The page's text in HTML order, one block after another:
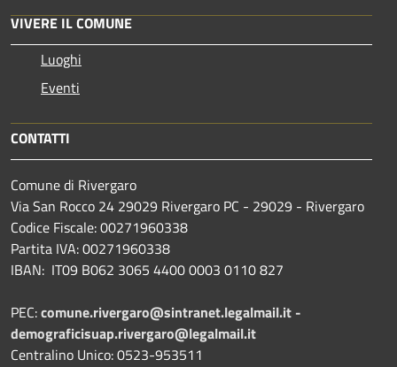
VIVERE IL COMUNE
Luoghi
Eventi
CONTATTI
Comune di Rivergaro
Via San Rocco 24 29029 Rivergaro PC - 29029 - Rivergaro
Codice Fiscale: 00271960338
Partita IVA: 00271960338
IBAN: IT09 B062 3065 4400 0003 0110 827
PEC:comune.rivergaro@sintranet.legalmail.it -
demograficisuap.rivergaro@legalmail.it
Centralino Unico: 0523-953511